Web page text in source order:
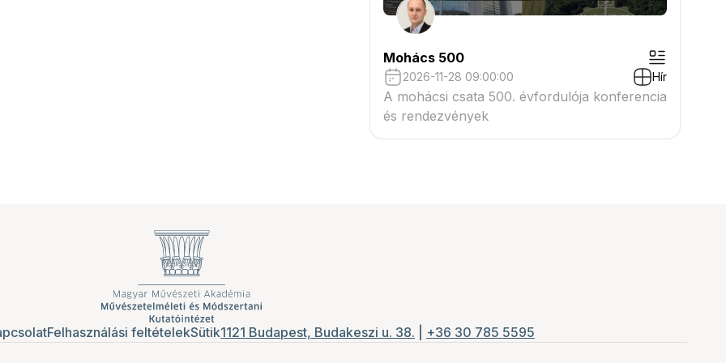
Mohács 500
2026-11-28 09:00:00 Hír
A mohácsi csata 500. évfordulója konferencia
és rendezvények
Felhasználási feltételekSütik1121 Budapest, Budakeszi u. 38. +36 30 785 5595